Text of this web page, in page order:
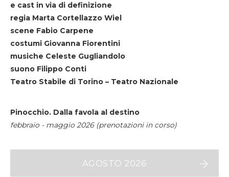
e cast in via di definizione
regia Marta Cortellazzo Wiel
scene Fabio Carpene
costumi Giovanna Fiorentini
musiche Celeste Gugliandolo
suono Filippo Conti
Teatro Stabile di Torino – Teatro Nazionale
Pinocchio. Dalla favola al destino
febbraio - maggio 2026 (prenotazioni in corso)
AGOSTO 2026